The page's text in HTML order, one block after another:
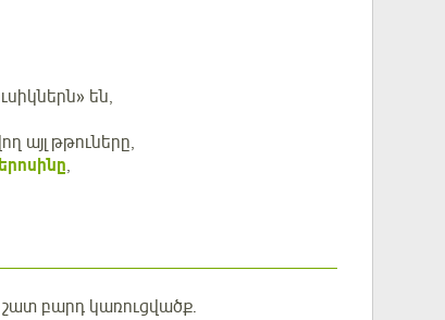
են,
այլ թթուները,
,
շատ բարդ կառուցվածք.